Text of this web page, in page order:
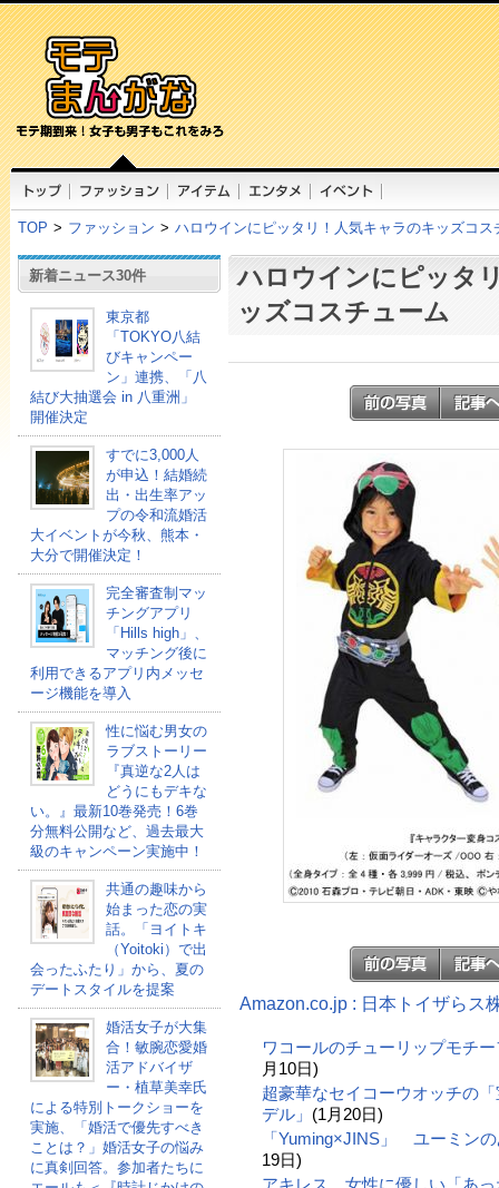
TOP > ファッション > ハロウインにピッタリ！人気キャラのキッズコス
新着ニュース30件
東京都
「TOKYO八結
びキャンペー
ン」連携、「八
結び大抽選会 in 八重洲」
開催決定
すでに3,000人
が申込！結婚続
出・出生率アッ
プの令和流婚活
大イベントが今秋、熊本・
大分で開催決定！
完全審査制マッ
チングアプリ
「Hills high」、
マッチング後に
利用できるアプリ内メッセ
ージ機能を導入
性に悩む男女の
ラブストーリー
『真逆な2人は
どうにもデキな
い。』最新10巻発売！6巻
分無料公開など、過去最大
級のキャンペーン実施中！
共通の趣味から
始まった恋の実
話。「ヨイトキ
（Yoitoki）で出
会ったふたり」から、夏の
デートスタイルを提案
婚活女子が大集
合！敏腕恋愛婚
活アドバイザ
ー・植草美幸氏
による特別トークショーを
実施、「婚活で優先すべき
ことは？」婚活女子の悩み
に真剣回答。参加者たちに
ハロウインにピッタ
ッズコスチューム
Amazon.co.jp : 日本トイザらス
ワコールのチューリップモチ
月10日)
超豪華なセイコーウオッチの
デル」 (1月20日)
「Yuming×JINS」 ユーミン
19日)
アキレス、女性に優しい「あ